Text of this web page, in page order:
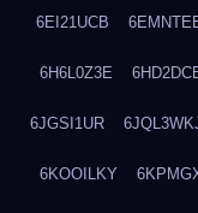
6EI21UCB
6H6L0Z3E
6JGSI1UR
6KOOILKY